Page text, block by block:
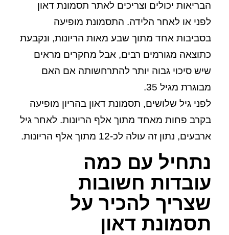
הבריאות יכולים וצריכים לאתר תסמונת דאון
לפני או לאחר הלידה. התסמונת מופיעה
בסביבות אחד מתוך שבע מאות הריונות, ונקבעת
כתוצאה מגורמים רבים, אבל מחקרים מראים
שיש סיכוי גבוה יותר להתרחשותה אם האם
מבוגרת מגיל 35.
לפני גיל שלושים, תסמונת דאון בהריון מופיעה
בקרב פחות מאחד מתוך אלף הריונות. לאחר גיל
ארבעים, נתון זה עולה לכ-12 מתוך אלף הריונות.
נתחיל עם כמה
עובדות חשובות
שצריך להכיר על
תסמונת דאון